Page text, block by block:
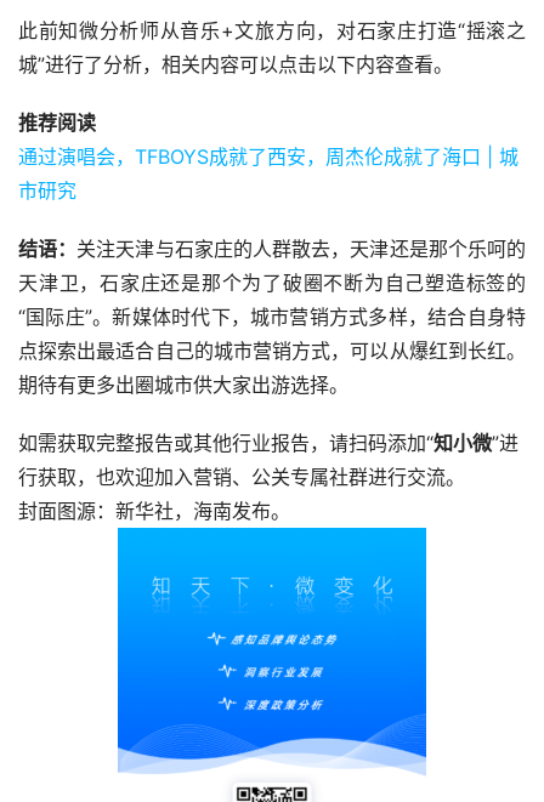
此前知微分析师从音乐+文旅方向，对石家庄打造“摇滚之
城”进行了分析，相关内容可以点击以下内容查看。
推荐阅读
通过演唱会，TFBOYS成就了西安，周杰伦成就了海口 | 城
市研究
结语： 关注天津与石家庄的人群散去，天津还是那个乐呵的
天津卫，石家庄还是那个为了破圈不断为自己塑造标签的
“国际庄”。新媒体时代下，城市营销方式多样，结合自身特
点探索出最适合自己的城市营销方式，可以从爆红到长红。
期待有更多出圈城市供大家出游选择。
如需获取完整报告或其他行业报告，请扫码添加“知小微”进
行获取，也欢迎加入营销、公关专属社群进行交流。
封面图源：新华社，海南发布。